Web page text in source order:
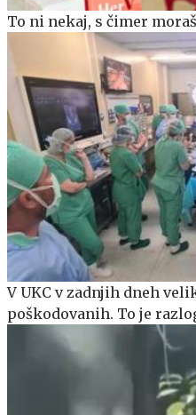
To ni nekaj, s čimer
V UKC v zadnjih dneh
poškodovanih. To je